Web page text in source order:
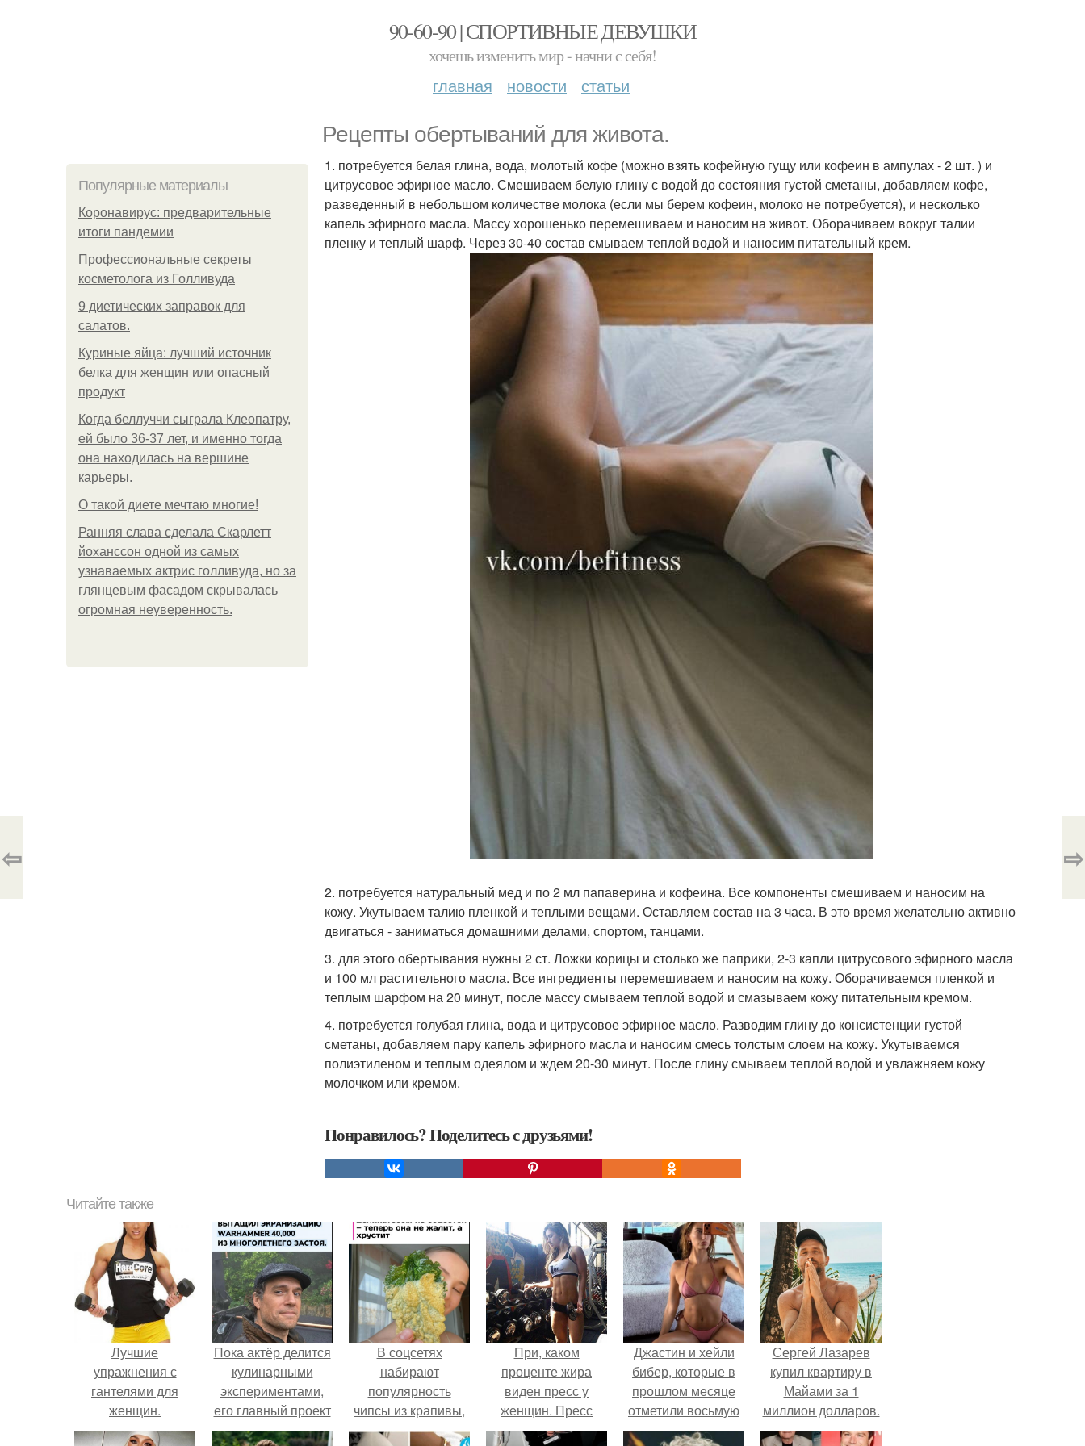
90-60-90 | СПОРТИВНЫЕ ДЕВУШКИ
хочешь изменить мир - начни с себя!
главная новости статьи
Рецепты обертываний для живота.
Популярные материалы
Коронавирус: предварительные
итоги пандемии
Профессиональные секреты
косметолога из Голливуда
9 диетических заправок для
салатов.
Куриные яйца: лучший источник
белка для женщин или опасный
продукт
Когда беллуччи сыграла Клеопатру,
ей было 36-37 лет, и именно тогда
она находилась на вершине
карьеры.
О такой диете мечтаю многие!
Ранняя слава сделала Скарлетт
йоханссон одной из самых
узнаваемых актрис голливуда, но за
глянцевым фасадом скрывалась
огромная неуверенность.
1. потребуется белая глина, вода, молотый кофе (можно взять кофейную гущу или кофеин в ампулах - 2 шт. ) и
цитрусовое эфирное масло. Смешиваем белую глину с водой до состояния густой сметаны, добавляем кофе,
разведенный в небольшом количестве молока (если мы берем кофеин, молоко не потребуется), и несколько
капель эфирного масла. Массу хорошенько перемешиваем и наносим на живот. Оборачиваем вокруг талии
пленку и теплый шарф. Через 30-40 состав смываем теплой водой и наносим питательный крем.
2. потребуется натуральный мед и по 2 мл папаверина и кофеина. Все компоненты смешиваем и наносим на
кожу. Укутываем талию пленкой и теплыми вещами. Оставляем состав на 3 часа. В это время желательно активно
двигаться - заниматься домашними делами, спортом, танцами.
3. для этого обертывания нужны 2 ст. Ложки корицы и столько же паприки, 2-3 капли цитрусового эфирного масла
и 100 мл растительного масла. Все ингредиенты перемешиваем и наносим на кожу. Оборачиваемся пленкой и
теплым шарфом на 20 минут, после массу смываем теплой водой и смазываем кожу питательным кремом.
4. потребуется голубая глина, вода и цитрусовое эфирное масло. Разводим глину до консистенции густой
сметаны, добавляем пару капель эфирного масла и наносим смесь толстым слоем на кожу. Укутываемся
полиэтиленом и теплым одеялом и ждем 20-30 минут. После глину смываем теплой водой и увлажняем кожу
молочком или кремом.
Понравилось? Поделитесь с друзьями!
⇦ ⇨
Читайте также
Лучшие
упражнения с
гантелями для
женщин.
Пока актёр делится
кулинарными
экспериментами,
его главный проект
сделал серьёзный
В соцсетях
набирают
популярность
чипсы из крапивы,
которые
При, каком
проценте жира
виден пресс у
женщин. Пресс
кубиками есть у
Джастин и хейли
бибер, которые в
прошлом месяце
отметили восьмую
годовщину
Сергей Лазарев
купил квартиру в
Майами за 1
миллион долларов.